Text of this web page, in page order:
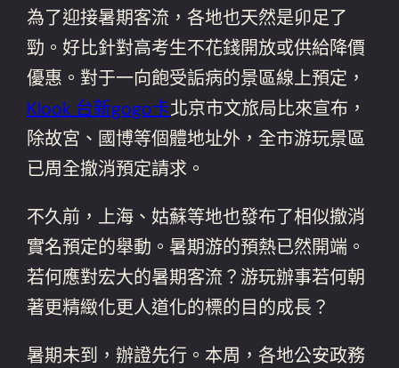
為了迎接暑期客流，各地也天然是卯足了
勁。好比針對高考生不花錢開放或供給降價
優惠。對于一向飽受詬病的景區線上預定，
Klook 台新gogo卡北京市文旅局比來宣布，
除故宮、國博等個體地址外，全市游玩景區
已周全撤消預定請求。
不久前，上海、姑蘇等地也發布了相似撤消
實名預定的舉動。暑期游的預熱已然開端。
若何應對宏大的暑期客流？游玩辦事若何朝
著更精緻化更人道化的標的目的成長？
暑期未到，辦證先行。本周，各地公安政務